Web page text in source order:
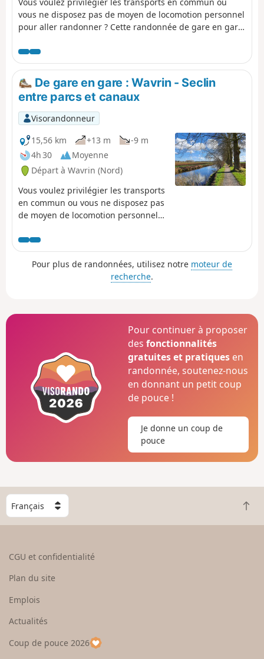
Vous voulez privilégier les transports en commun ou
vous ne disposez pas de moyen de locomotion personnel
pour aller randonner ? Cette randonnée de gare en gare
beaux espaces naturels du Parc de la Deûle.En partant
de la gare de Wavrin, vous pourrez ainsi parcourir le site
de La Gîte, longer le canal de la Deûle de près ou de loin,
et terminer par la visite du Parc de La Louvière avant de
rejoindre la gare de Don-Sainghin.
De gare en gare : Wavrin - Seclin
entre parcs et canaux
Visorandonneur
15,56 km
+13 m
-9 m
4h 30
Moyenne
Départ à Wavrin (Nord)
Vous voulez privilégier les transports
en commun ou vous ne disposez pas
de moyen de locomotion personnel
randonnée de gare en gare vous
permettra de profiter de certains des
plus beaux espaces naturels du Parc
de la Deûle. En partant de la gare de
la Canteraine, puis longer le Canal
de Seclin avant de rejoindre la gare
Pour plus de randonnées, utilisez notre moteur de
recherche.
Pour continuer à proposer
desfonctionnalités
gratuites et pratiques en
randonnée, soutenez-nous
en donnant un petit coup
de pouce !
Je donne un coup de
pouce
C
h
o
e
u
p
R
e
CGU et confidentialité
Plan du site
Emplois
Actualités
Coup de pouce 2026